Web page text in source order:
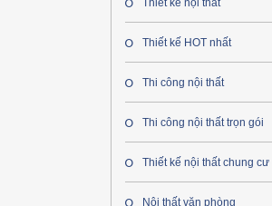
Thiết kế nội thất
Thiết kế HOT nhất
Thi công nội thất
Thi công nội thất trọn gói
Thiết kế nội thất chung cư
Nội thất văn phòng